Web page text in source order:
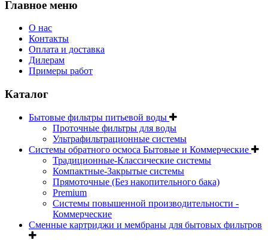
Главное меню
О нас
Контакты
Оплата и доставка
Дилерам
Примеры работ
Каталог
Бытовые фильтры питьевой воды
Проточные фильтры для воды
Ультрафильтрационные системы
Системы обратного осмоса Бытовые и Коммерческие
Традиционные-Классические системы
Компактные-Закрытые системы
Прямоточные (Без накопительного бака)
Premium
Системы повышенной производительности -
Коммерческие
Сменные картриджи и мембраны для бытовых фильтров